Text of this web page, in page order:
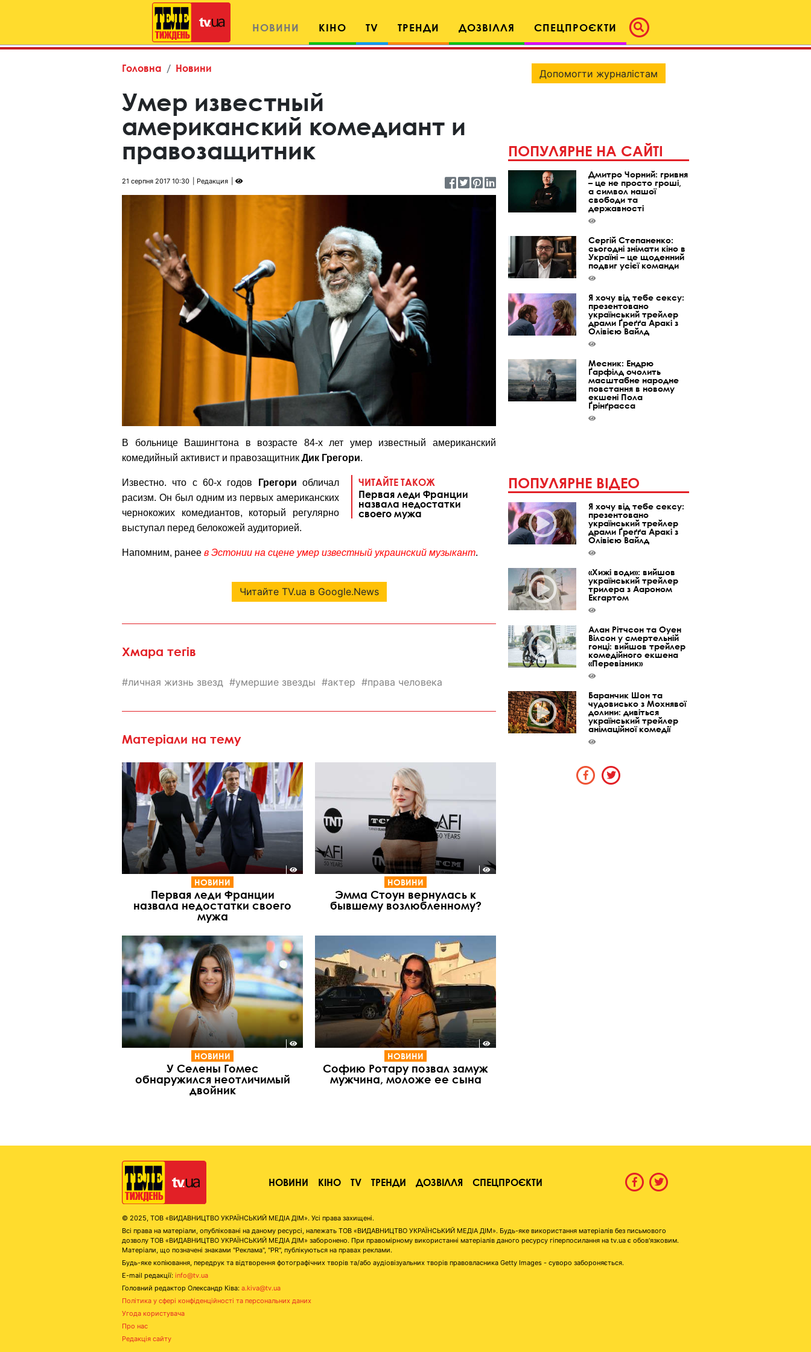
НОВИНИ КІНО TV ТРЕНДИ ДОЗВІЛЛЯ СПЕЦПРОЄКТИ
Головна Новини
Умер известный
американский комедиант и
правозащитник
21 серпня 2017 10:30 Редакция
В больнице Вашингтона в возрасте 84-х лет умер известный американский
комедийный активист и правозащитник Дик Грегори.
ЧИТАЙТЕ ТАКОЖ
Первая леди Франции
назвала недостатки
своего мужа
Известно. что с 60-х годов Грегори обличал
расизм. Он был одним из первых американских
чернокожих комедиантов, который регулярно
выступал перед белокожей аудиторией.
Напомним, ранее в Эстонии на сцене умер известный украинский музыкант.
Читайте TV.ua в Google.News
Хмара тегів
личная жизнь звезд умершие звезды актер права человека
Матеріали на тему
НОВИНИ
Первая леди Франции
назвала недостатки своего
мужа
НОВИНИ
Эмма Стоун вернулась к
бывшему возлюбленному?
НОВИНИ
У Селены Гомес
обнаружился неотличимый
двойник
НОВИНИ
Софию Ротару позвал замуж
мужчина, моложе ее сына
Допомогти журналістам
ПОПУЛЯРНЕ НА САЙТІ
Дмитро Чорний: гривня
– це не просто гроші,
а символ нашої
свободи та
державності
Сергій Степаненко:
сьогодні знімати кіно в
Україні – це щоденний
подвиг усієї команди
Я хочу від тебе сексу:
презентовано
український трейлер
драми Ґреґґа Аракі з
Олівією Вайлд
Месник: Ендрю
Ґарфілд очолить
масштабне народне
повстання в новому
екшені Пола
Ґрінґрасса
ПОПУЛЯРНЕ ВІДЕО
Я хочу від тебе сексу:
презентовано
український трейлер
драми Ґреґґа Аракі з
Олівією Вайлд
«Хижі води»: вийшов
український трейлер
трилера з Аароном
Екгартом
Алан Рітчсон та Оуен
Вілсон у смертельній
гонці: вийшов трейлер
комедійного екшена
«Перевізник»
Баранчик Шон та
чудовисько з Мохнявої
долини: дивіться
український трейлер
анімаційної комедії
НОВИНИ КІНО TV ТРЕНДИ ДОЗВІЛЛЯ СПЕЦПРОЄКТИ
© 2025, ТОВ «ВИДАВНИЦТВО УКРАЇНСЬКИЙ МЕДІА ДІМ». Усі права захищені.
Всі права на матеріали, опубліковані на даному ресурсі, належать ТОВ «ВИДАВНИЦТВО УКРАЇНСЬКИЙ МЕДІА ДІМ». Будь-яке використання матеріалів без письмового
дозволу ТОВ «ВИДАВНИЦТВО УКРАЇНСЬКИЙ МЕДІА ДІМ» заборонено. При правомірному використанні матеріалів даного ресурсу гіперпосилання на tv.ua є обов'язковим.
Матеріали, що позначені знаками "Реклама", "PR", публікуються на правах реклами.
Будь-яке копіювання, передрук та відтворення фотографічних творів та/або аудіовізуальних творів правовласника Getty Images - суворо забороняється.
E-mail редакції: info@tv.ua
Головний редактор Олександр Ківа: a.kiva@tv.ua
Політика у сфері конфіденційності та персональних даних
Угода користувача
Про нас
Редакція сайту